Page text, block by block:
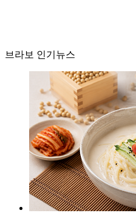
브라보 인기뉴스